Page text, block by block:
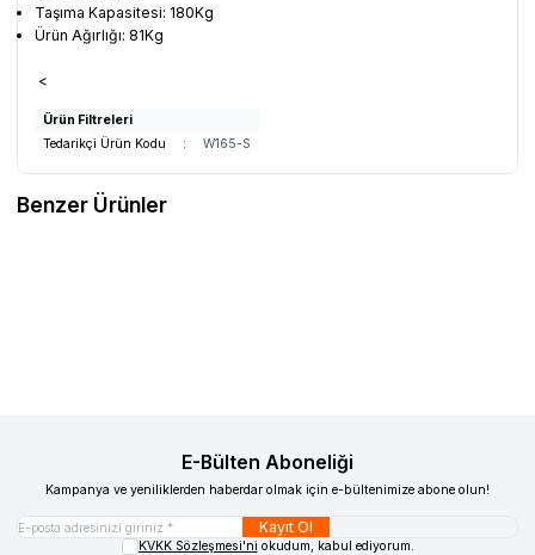
Taşıma Kapasitesi: 180Kg
Ürün Ağırlığı: 81Kg
<
Ürün Filtreleri
Tedarikçi Ürün Kodu
: W165-S
Benzer Ürünler
E-Bülten Aboneliği
Kampanya ve yeniliklerden haberdar olmak için e-bültenimize abone olun!
Kayıt Ol
KVKK Sözleşmesi'ni okudum, kabul ediyorum.